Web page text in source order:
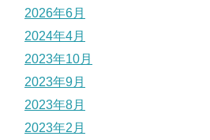
2026年6月
2024年4月
2023年10月
2023年9月
2023年8月
2023年2月